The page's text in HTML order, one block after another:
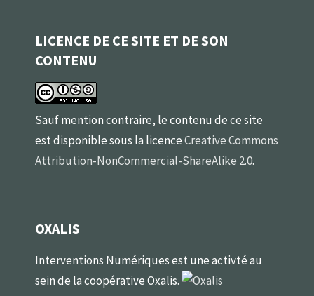
LICENCE DE CE SITE ET DE SON
CONTENU
Sauf mention contraire, le contenu de ce site
est disponible sous la licenceCreative Commons
Attribution-NonCommercial-ShareAlike 2.0.
OXALIS
Interventions Numériques est une activté au
sein de la coopérative Oxalis.